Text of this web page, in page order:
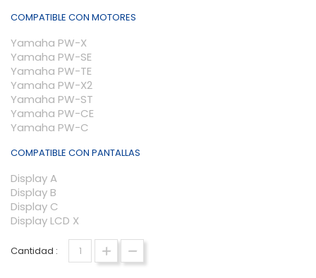
COMPATIBLE CON MOTORES
Yamaha PW-X
Yamaha PW-SE
Yamaha PW-TE
Yamaha PW-X2
Yamaha PW-ST
Yamaha PW-CE
Yamaha PW-C
COMPATIBLE CON PANTALLAS
Display A
Display B
Display C
Display LCD X
Cantidad :